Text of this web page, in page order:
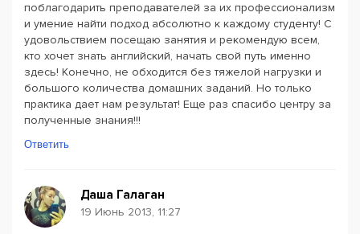
поблагодарить преподавателей за их профессионализм
и умение найти подход абсолютно к каждому студенту! С
удовольствием посещаю занятия и рекомендую всем,
кто хочет знать английский, начать свой путь именно
здесь! Конечно, не обходится без тяжелой нагрузки и
большого количества домашних заданий. Но только
практика дает нам результат! Еще раз спасибо центру за
полученные знания!!!
Ответить
Даша Галаган
19 Июнь 2013, 11:27